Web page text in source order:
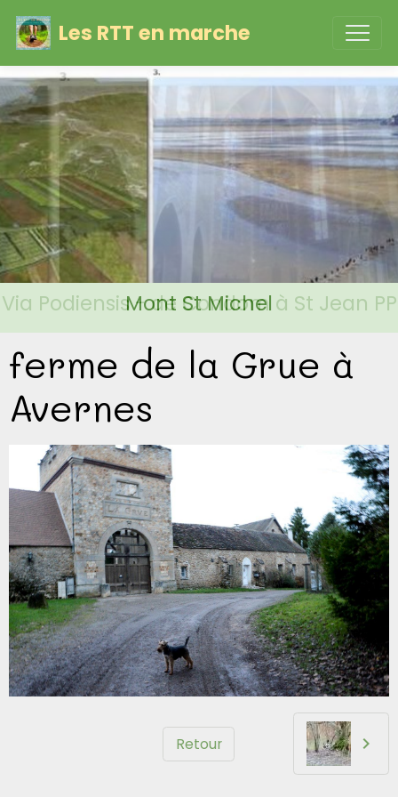
Les RTT en marche
Mont St Michel
Via Podiensis - de Condom à St Jean PP
ferme de la Grue à
Avernes
Retour